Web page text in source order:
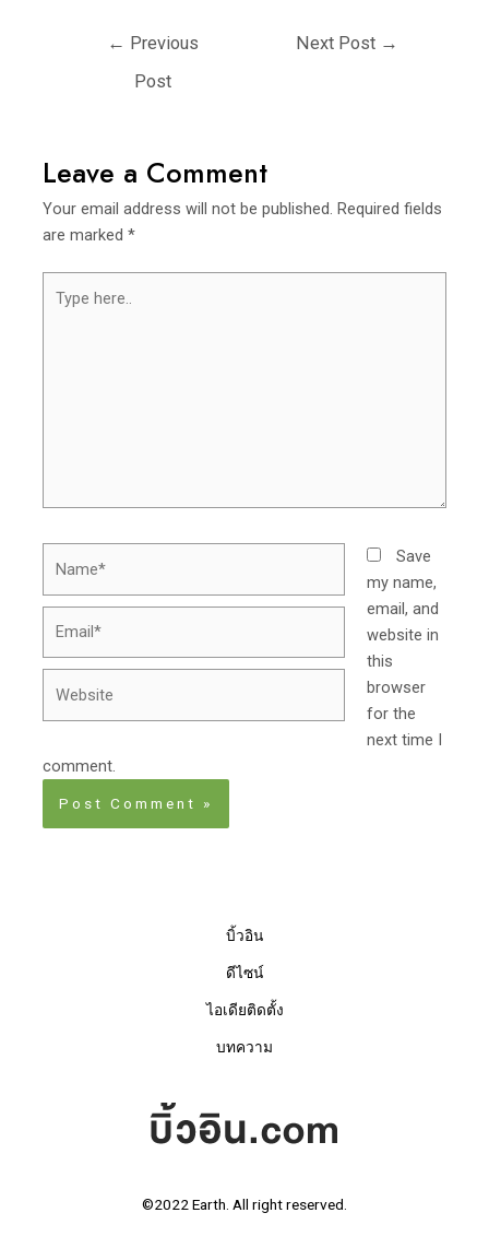
← Previous
Post
Next Post →
Leave a Comment
Your email address will not be published. Required fields
are marked*
here..
Save
my name,
email, and
website in
this
browser
for the
next time I
comment.
บิ้วอิน
ดีไซน์
ไอเดียติดตั้ง
บทความ
©2022 Earth. All right reserved.